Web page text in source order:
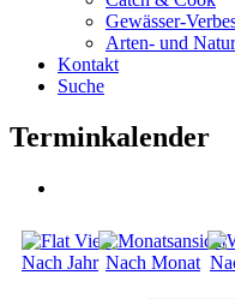
Gewässer-
Arten- und
Kontakt
Suche
Terminkalender
Nach Jahr Nach Monat